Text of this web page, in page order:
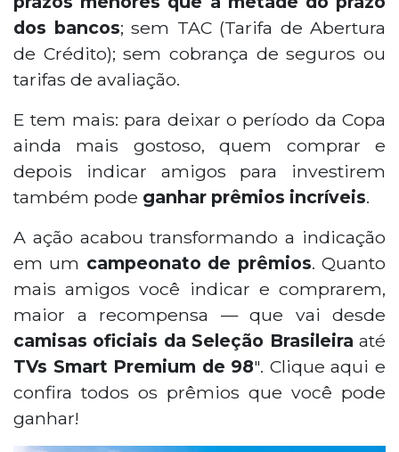
dos bancos; sem TAC (Tarifa de Abertura
de Crédito); sem cobrança de seguros ou
tarifas de avaliação.
E tem mais: para deixar o período da Copa
ainda mais gostoso, quem comprar e
depois indicar amigos para investirem
também pode ganhar prêmios incríveis.
A ação acabou transformando a indicação
em um campeonato de prêmios. Quanto
mais amigos você indicar e comprarem,
maior a recompensa — que vai desde
camisas oficiais da Seleção Brasileira até
TVs Smart Premium de 98". Clique aqui e
confira todos os prêmios que você pode
ganhar!